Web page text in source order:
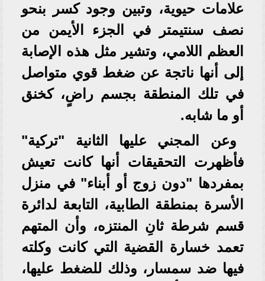
علامات حيوية، وتبين وجود كسر بنحو
نصف سنتيمتر في الجزء الأيمن من
العظم اللامي، وتشير مثل هذه الإصابة
إلى أنها ناتجة عن ضغط قوي متواصل
في تلك المنطقة بجسم راضٍ، كخنق
أو ما شابه.
وعن المجني عليها الثانية "تركية"
فأظهرت التحقيقات أنها كانت تعيش
بمفردها "دون زوج أو أبناء" في منزل
الأسرة بمنطقة الطابية، التابعة لدائرة
قسم شرطة ثانِ المنتزه، وأن المتهم
تعمد خسارة القضية التي كانت وكلته
فيها ضد سمسار، وذلك للضغط عليها،